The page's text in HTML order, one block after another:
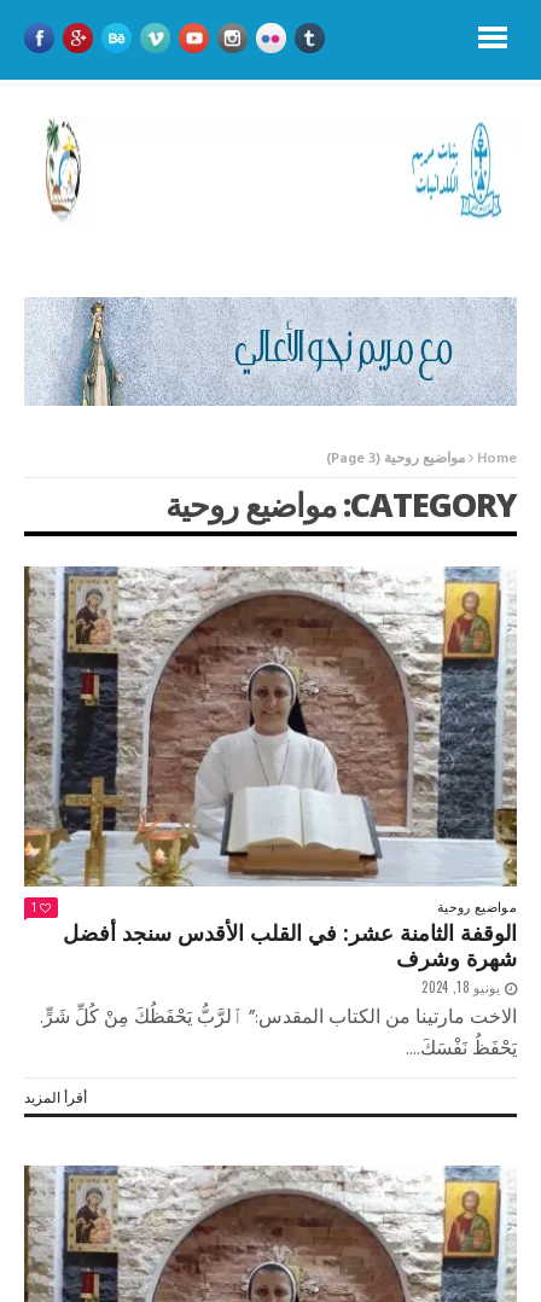
Home مواضيع روحية (Page 3)
CATEGORY: مواضيع روحية
مواضيع روحية 1
الوقفة الثامنة عشر: في القلب الأقدس سنجد أفضل
شهرة وشرف
يونيو 18, 2024
الاخت مارتينا من الكتاب المقدس:” ٱلرَّبُّ يَحْفَظُكَ مِنْ كُلِّ شَرٍّ.
يَحْفَظُ نَفْسَكَ....
أقرأ المزيد